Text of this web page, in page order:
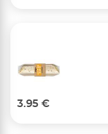
3.95 €